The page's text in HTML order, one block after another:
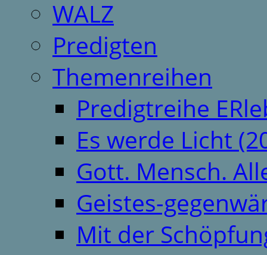
WALZ
Predigten
Themenreihen
Predigtreihe
Es werde Licht
Gott. Mensch.
Geistes-
Mit der